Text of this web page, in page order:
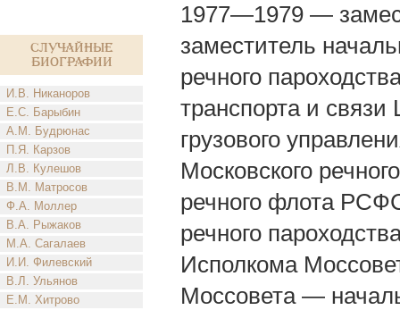
Случайные
биографии
И.В. Никаноров
Е.С. Барыбин
А.М. Будрюнас
П.Я. Карзов
Л.В. Кулешов
В.М. Матросов
Ф.А. Моллер
В.А. Рыжаков
М.А. Сагалаев
И.И. Филевский
В.Л. Ульянов
Е.М. Хитрово
1977—1979 —
заместитель
речного
транспорта и
грузового
Московского
речного флота
речного
Исполкома
Моссовета —